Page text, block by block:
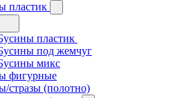
пластик
пластик
под жемчуг
микс
фигурные
стразы (полотно)